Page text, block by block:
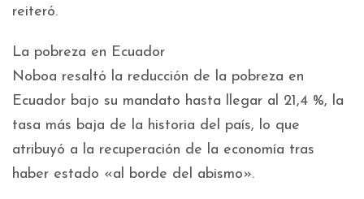
reiteró.
La pobreza en Ecuador
Noboa resaltó la reducción de la pobreza en
Ecuador bajo su mandato hasta llegar al 21,4 %, la
tasa más baja de la historia del país, lo que
atribuyó a la recuperación de la economía tras
haber estado «al borde del abismo».